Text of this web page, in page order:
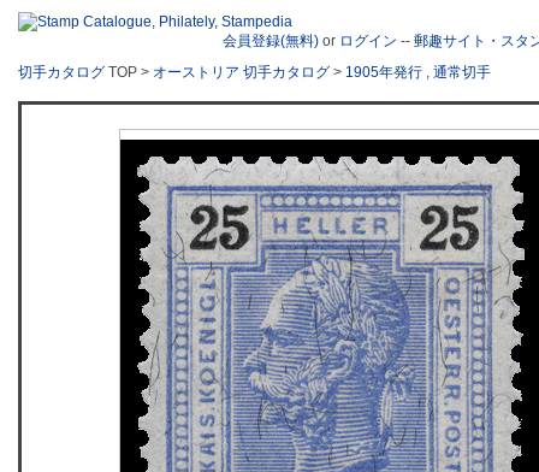
会員登録(無料) or ログイン -- 郵趣サイト・スタ
切手カタログ TOP > オーストリア 切手カタログ > 1905年発行 , 通常切手